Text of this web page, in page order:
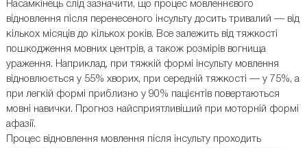
Насамкінець слід зазначити, що процес мовленнєвого
відновлення після перенесеного інсульту досить тривалий — від
кількох місяців до кількох років. Все залежить від тяжкості
пошкодження мовних центрів, а також розмірів вогнища
ураження. Наприклад, при тяжкій формі інсульту мовлення
відновлюється у 55% хворих, при середній тяжкості — у 75%, а
при легкій формі приблизно у 90% пацієнтів повертаються
мовні навички. Прогноз найсприятливіший при моторній формі
афазії.
Процес відновлення мовлення після інсульту проходить